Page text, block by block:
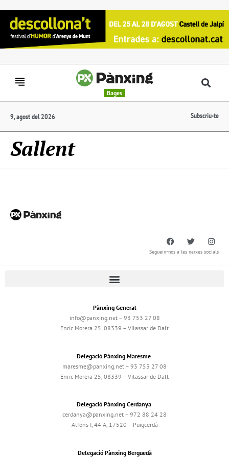
Bages
9, agost del 2026 Subscriu-te
Sallent
Segueix-nos a les xarxes socials
Pànxing General
info@panxing.net – 93 753 27 08
Enric Morera 25, 08339 – Vilassar de Dalt
Delegació Pànxing Maresme
maresme@panxing.net – 93 753 27 08
Enric Morera 25, 08339 – Vilassar de Dalt
Delegació Pànxing Cerdanya
cerdanya@panxing.net – 972 88 24 28
Alfons I, 44 A, 17520 – Puigcerdà
Delegació Pànxing Berguedà